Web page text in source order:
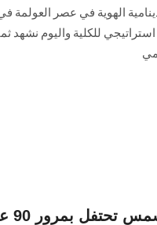
الهوية في عصر العولمة
للكلية واليوم نشهد